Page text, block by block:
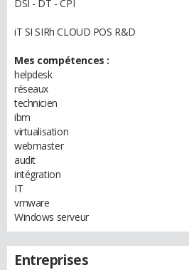
DSI - DT - CPI
iT SI SIRh CLOUD POS R&D
Mes compétences :
helpdesk
réseaux
technicien
ibm
virtualisation
webmaster
audit
intégration
IT
vmware
Windows serveur
Entreprises